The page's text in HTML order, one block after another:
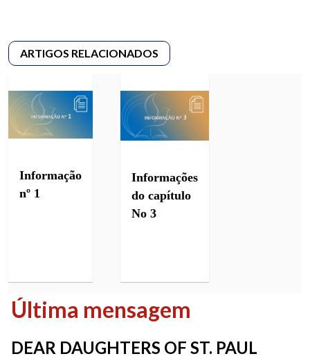
Informação
nº 1
Informações
do capítulo
No 3
Última mensagem
DEAR DAUGHTERS OF ST. PAUL